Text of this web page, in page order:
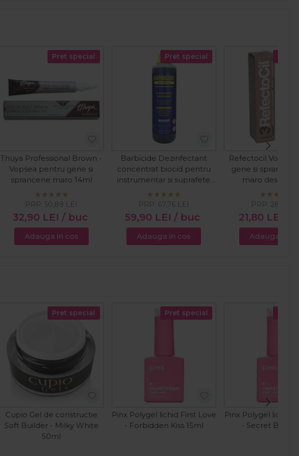
Pret special
Thuya Professional Brown -
Vopsea pentru gene si
sprancene maro 14ml
32,90 LEI / buc
PRP: 50,89 LEI
Adauga in cos
Pret special
Barbicide Dezinfectant
concentrat biocid pentru
instrumentar si suprafete
500ml
59,90 LEI / buc
PRP: 67,76 LEI
Adauga in cos
Refectocil
gene si sprancene
maro deschis
21,80 LEI
PRP: 28,56
Adauga in
Pret special
Cupio Gel de constructie
Soft Builder - Milky White
50ml
Pret special
Pinx Polygel lichid First Love
- Forbidden Kiss 15ml
Pinx Polygel lichid
- Secret Baby